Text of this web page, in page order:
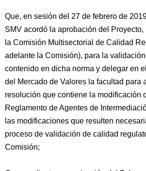
Que, en sesión del 27 de febrero de
SMV acordó la aprobación del Proyecto,
la Comisión Multisectorial de Calidad
adelante la Comisión), para la
contenido en dicha norma y delegar en
del Mercado de Valores la facultad para
resolución que contiene la modificación
Reglamento de Agentes de
las modificaciones que resulten
proceso de validación de calidad
Comisión;